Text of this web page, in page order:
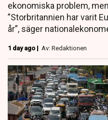
ekonomiska problem,
”Storbritannien har varit
år”, säger
1 day ago | Av: Redaktionen